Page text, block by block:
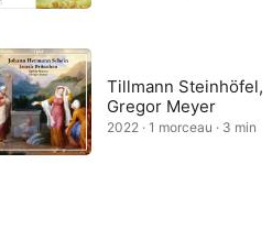
Tillmann Steinhöfel,
Gregor Meyer
2022 · 1 morceau · 3 min